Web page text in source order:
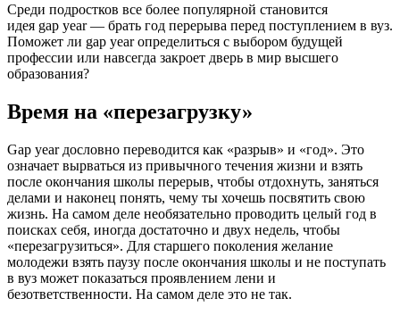
Среди подростков все более популярной становится
идея gap year — брать год перерыва перед поступлением в вуз.
Поможет ли gap year определиться с выбором будущей
профессии или навсегда закроет дверь в мир высшего
образования?
Время на «перезагрузку»
Gap year дословно переводится как «разрыв» и «год». Это
означает вырваться из привычного течения жизни и взять
после окончания школы перерыв, чтобы отдохнуть, заняться
делами и наконец понять, чему ты хочешь посвятить свою
жизнь. На самом деле необязательно проводить целый год в
поисках себя, иногда достаточно и двух недель, чтобы
«перезагрузиться». Для старшего поколения желание
молодежи взять паузу после окончания школы и не поступать
в вуз может показаться проявлением лени и
безответственности. На самом деле это не так.